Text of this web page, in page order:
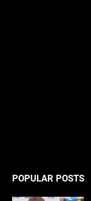
POPULAR POSTS